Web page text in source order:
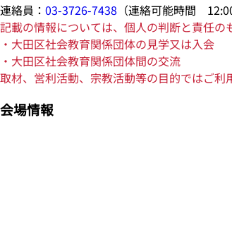
連絡員： 03-3726-7438 （連絡可能時間
記載の情報については、個人の判断と責任の
・大田区社会教育関係団体の見学又は入会
・大田区社会教育関係団体間の交流
取材、営利活動、宗教活動等の目的ではご利
会場情報